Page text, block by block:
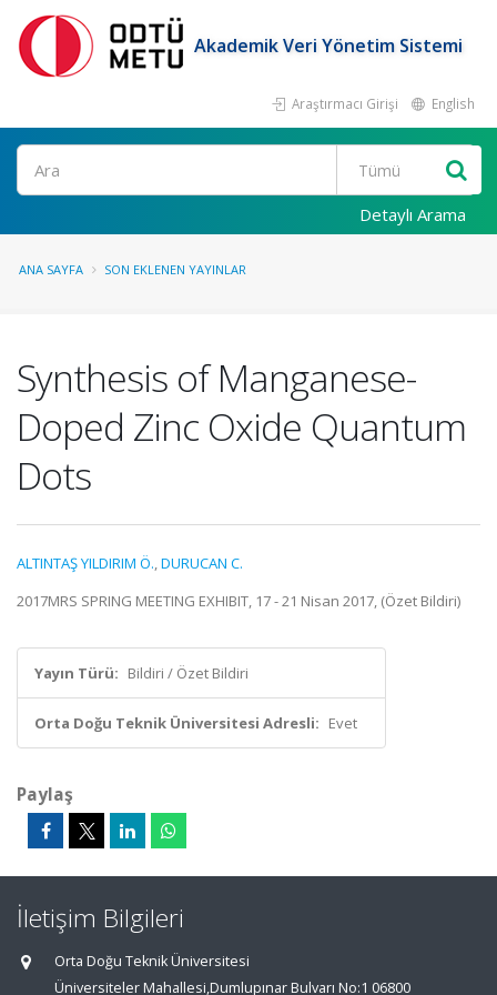
Akademik Veri Yönetim Sistemi
Araştırmacı Girişi English
Ara
Detaylı Arama
ANA SAYFA SON EKLENEN YAYINLAR
Synthesis of Manganese-
Doped Zinc Oxide Quantum
Dots
ALTINTAŞ YILDIRIM Ö.,DURUCAN C.
2017MRS SPRING MEETING EXHIBIT, 17 - 21 Nisan 2017, (Özet Bildiri)
Yayın Türü: Bildiri / Özet Bildiri
Orta Doğu Teknik Üniversitesi Adresli: Evet
Paylaş
İletişim Bilgileri
Orta Doğu Teknik Üniversitesi
Üniversiteler Mahallesi,Dumlupınar Bulvarı No:1 06800